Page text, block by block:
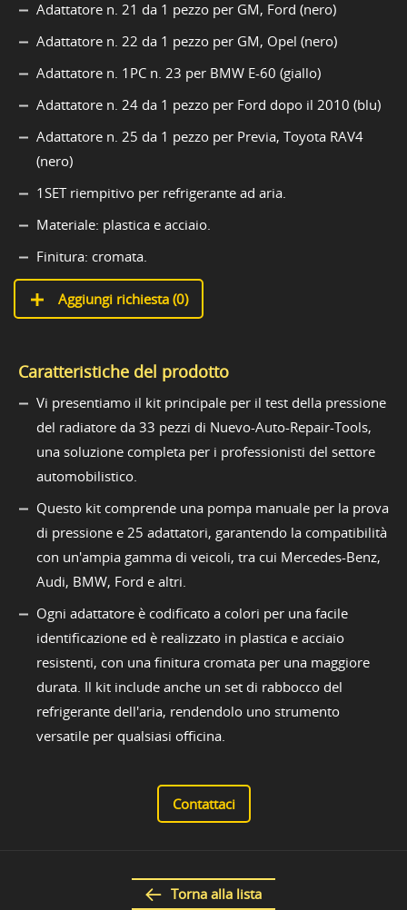
Adattatore n. 21 da 1 pezzo per GM, Ford (nero)
Adattatore n. 22 da 1 pezzo per GM, Opel (nero)
Adattatore n. 1PC n. 23 per BMW E-60 (giallo)
Adattatore n. 24 da 1 pezzo per Ford dopo il 2010 (blu)
Adattatore n. 25 da 1 pezzo per Previa, Toyota RAV4
(nero)
1SET riempitivo per refrigerante ad aria.
Materiale: plastica e acciaio.
Finitura: cromata.
Aggiungi richiesta (0)
Caratteristiche del prodotto
Vi presentiamo il kit principale per il test della pressione
del radiatore da 33 pezzi di Nuevo-Auto-Repair-Tools,
una soluzione completa per i professionisti del settore
automobilistico.
Questo kit comprende una pompa manuale per la prova
di pressione e 25 adattatori, garantendo la compatibilità
con un'ampia gamma di veicoli, tra cui Mercedes-Benz,
Audi, BMW, Ford e altri.
Ogni adattatore è codificato a colori per una facile
identificazione ed è realizzato in plastica e acciaio
resistenti, con una finitura cromata per una maggiore
durata. Il kit include anche un set di rabbocco del
refrigerante dell'aria, rendendolo uno strumento
versatile per qualsiasi officina.
Contattaci
Torna alla lista